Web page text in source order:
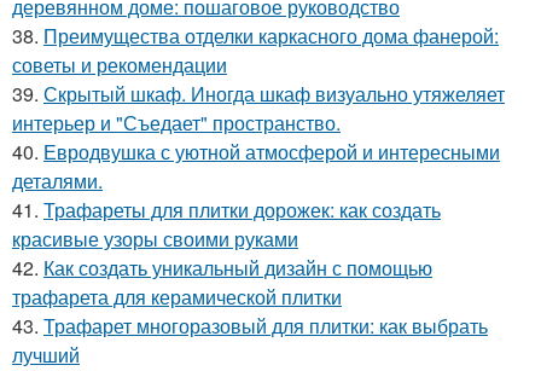
деревянном доме: пошаговое руководство
38. Преимущества отделки каркасного дома фанерой:
советы и рекомендации
39. Скрытый шкаф. Иногда шкаф визуально утяжеляет
интерьер и "Съедает" пространство.
40. Евродвушка с уютной атмосферой и интересными
деталями.
41. Трафареты для плитки дорожек: как создать
красивые узоры своими руками
42. Как создать уникальный дизайн с помощью
трафарета для керамической плитки
43. Трафарет многоразовый для плитки: как выбрать
лучший